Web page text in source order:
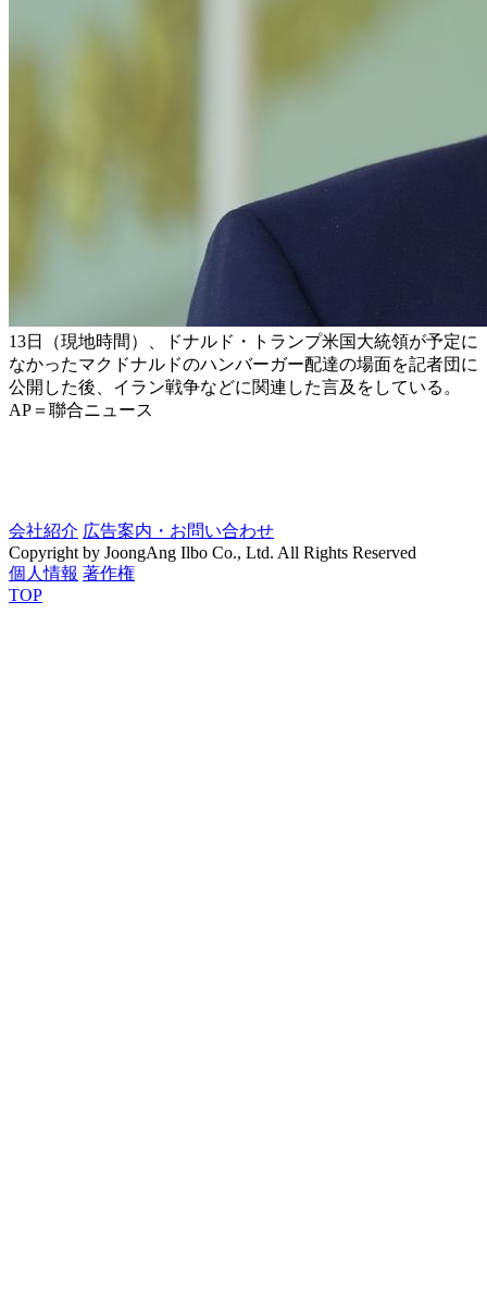
13日（現地時間）、ドナルド・トランプ米国大統領が予定に
なかったマクドナルドのハンバーガー配達の場面を記者団に
公開した後、イラン戦争などに関連した言及をしている。
AP＝聯合ニュース
会社紹介 広告案内・お問い合わせ
Copyright by JoongAng Ilbo Co., Ltd. All Rights Reserved
個人情報 著作権
TOP